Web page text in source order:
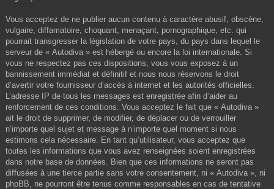
Vous acceptez de ne publier aucun contenu à caractère abusif, obscène,
vulgaire, diffamatoire, choquant, menaçant, pornographique, etc. qui
pourrait transgresser la législation de votre pays, du pays dans lequel le
serveur de « Autodiva » est hébergé ou encore la loi internationale. Si
vous ne respectez pas ces dispositions, vous vous exposez à un
bannissement immédiat et définitif et nous nous réservons le droit
d’avertir votre fournisseur d’accès à internet et les autorités officielles.
L’adresse IP de tous les messages est enregistrée afin d’aider au
renforcement de ces conditions. Vous acceptez le fait que « Autodiva »
ait le droit de supprimer, de modifier, de déplacer ou de verrouiller
n’importe quel sujet et message à n’importe quel moment si nous
estimons cela nécessaire. En tant qu’utilisateur, vous acceptez que
toutes les informations que vous avez renseignées soient enregistrées
dans notre base de données. Bien que ces informations ne seront pas
diffusées à une tierce partie sans votre consentement, ni « Autodiva », ni
phpBB, ne pourront être tenus comme responsables en cas de tentative